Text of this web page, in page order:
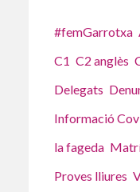
#femGarrotxa
C1 C2 anglès
Delegats
Informació
la fageda
Proves lliures